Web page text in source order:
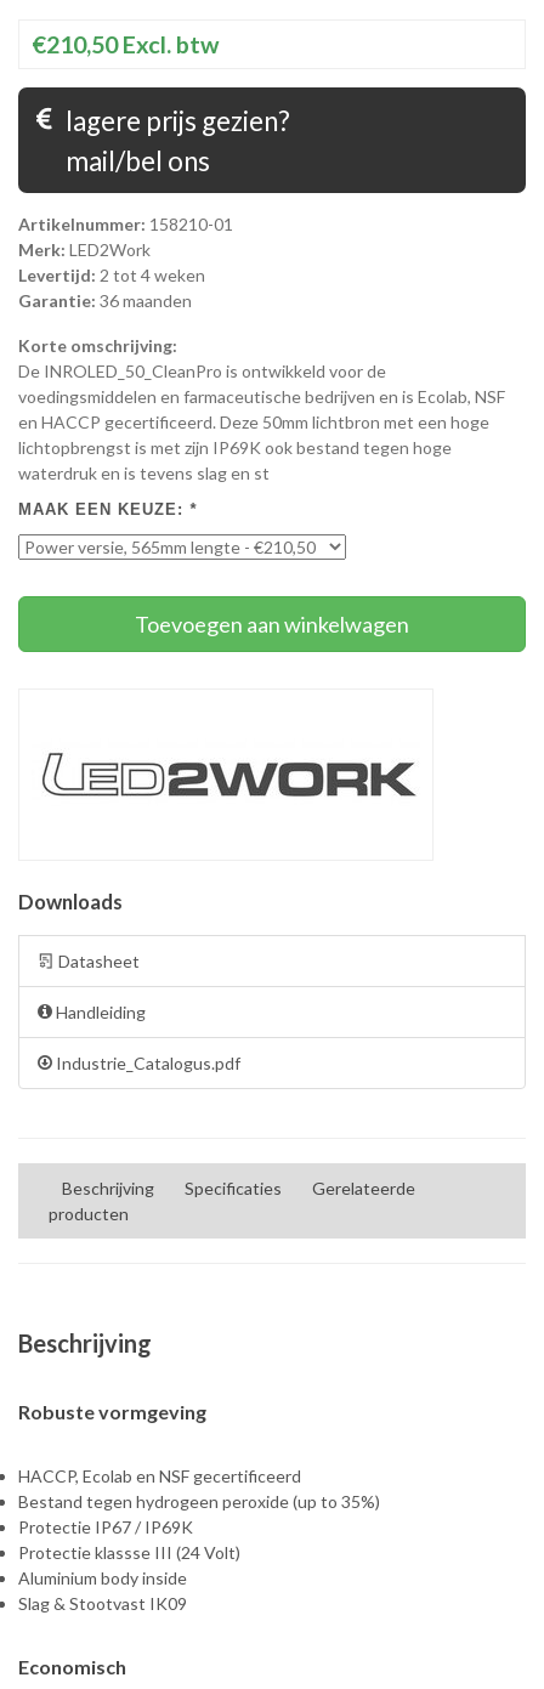
€210,50Excl. btw
lagere prijs gezien?
mail/bel ons
Artikelnummer: 158210-01
Merk: LED2Work
Levertijd: 2 tot 4 weken
Garantie: 36 maanden
Korte omschrijving:
De INROLED_50_CleanPro is ontwikkeld voor de
voedingsmiddelen en farmaceutische bedrijven en is Ecolab, NSF
en HACCP gecertificeerd. Deze 50mm lichtbron met een hoge
lichtopbrengst is met zijn IP69K ook bestand tegen hoge
waterdruk en is tevens slag en st
MAAK EEN KEUZE: *
Toevoegen aan winkelwagen
Downloads
Datasheet
Handleiding
Industrie_Catalogus.pdf
Beschrijving Specificaties
Gerelateerde
producten
Beschrijving
Robuste vormgeving
HACCP, Ecolab en NSF gecertificeerd
Bestand tegen hydrogeen peroxide (up to 35%)
Protectie IP67 / IP69K
Protectie klassse III (24 Volt)
Aluminium body inside
Slag & Stootvast IK09
Economisch